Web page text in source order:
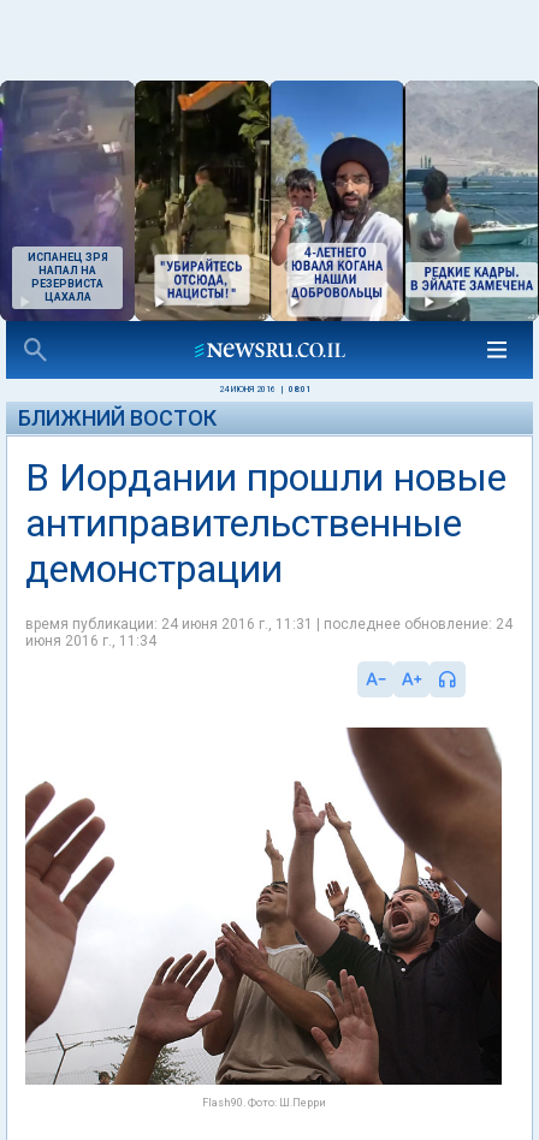
ИСПАНЕЦ ЗРЯ
НАПАЛ НА
РЕЗЕРВИСТА
ЦАХАЛА
24 ИЮНЯ 2016 08:01
БЛИЖНИЙ ВОСТОК
В Иордании прошли новые
антиправительственные
демонстрации
время публикации: 24 июня 2016 г., 11:31 | последнее обновление: 24
июня 2016 г., 11:34
Flash90. Фото: Ш.Перри